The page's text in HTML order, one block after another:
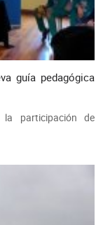
guía pedagógica
participación de